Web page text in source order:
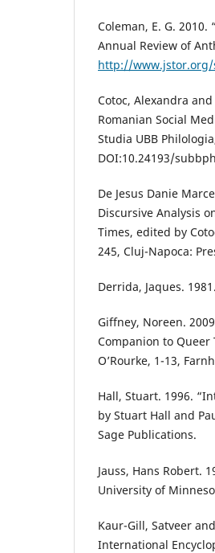
Coleman, E. G.
Annual Review of
http://www.jstor.org/
Cotoc, Alexandra
Romanian Social
Studia UBB
DOI:10.24193/
De Jesus Danie
Discursive Analysis
Times, edited by
245, Cluj-Napoca:
Derrida, Jaques.
Giffney, Noreen.
Companion to
O’Rourke, 1-13,
Hall, Stuart. 1996.
by Stuart Hall and
Sage Publications.
Jauss, Hans Robert.
University of
Kaur-Gill, Satveer
International